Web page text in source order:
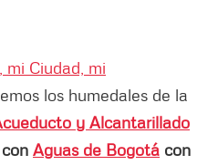
mi Ciudad, mi
los humedales de la
y Alcantarillado
Aguas de Bogotá con